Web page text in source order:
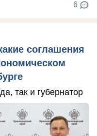
6
соглашения
так и губернатор